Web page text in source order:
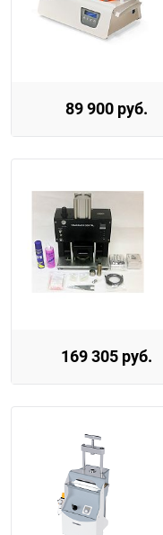
89 900 руб.
169 305 руб.